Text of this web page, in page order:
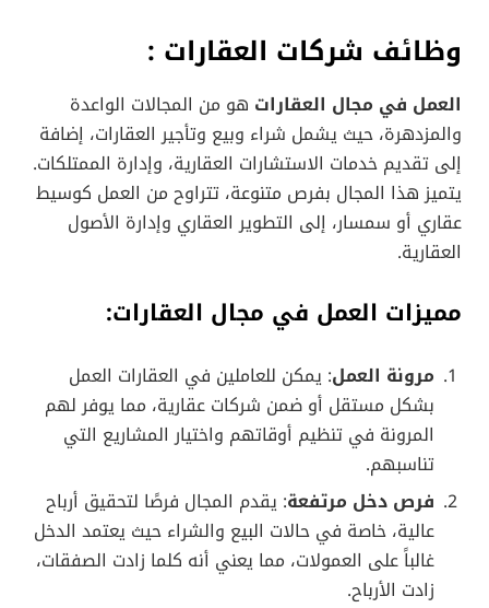
وظائف شركات العقارات :
العمل في مجال العقارات هو من المجالات الواعدة
والمزدهرة، حيث يشمل شراء وبيع وتأجير العقارات، إضافة
إلى تقديم خدمات الاستشارات العقارية، وإدارة الممتلكات.
يتميز هذا المجال بفرص متنوعة، تتراوح من العمل كوسيط
عقاري أو سمسار، إلى التطوير العقاري وإدارة الأصول
العقارية.
مميزات العمل في مجال العقارات:
مرونة العمل: يمكن للعاملين في العقارات العمل
بشكل مستقل أو ضمن شركات عقارية، مما يوفر لهم
المرونة في تنظيم أوقاتهم واختيار المشاريع التي
تناسبهم.
فرص دخل مرتفعة: يقدم المجال فرصًا لتحقيق أرباح
عالية، خاصة في حالات البيع والشراء حيث يعتمد الدخل
غالباً على العمولات، مما يعني أنه كلما زادت الصفقات،
زادت الأرباح.